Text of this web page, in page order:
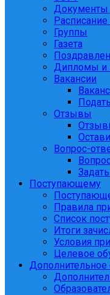
Документы
Группы
Газета
Дипломы и
Вакансии
Отзывы
Вопрос-
Поступающему
Правила
Список
Итоги
Условия
Целевое
Дополнительное